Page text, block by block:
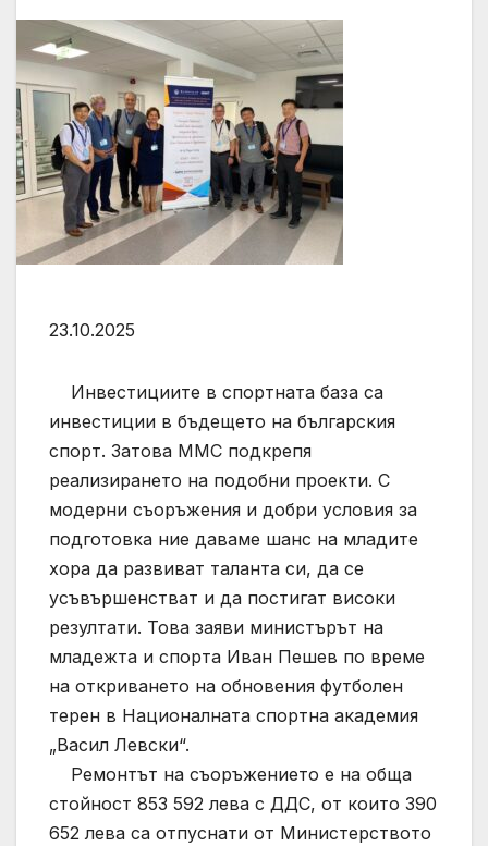
23.10.2025
Инвестициите в спортната база са
инвестиции в бъдещето на българския
спорт. Затова ММС подкрепя
реализирането на подобни проекти. С
модерни съоръжения и добри условия за
подготовка ние даваме шанс на младите
хора да развиват таланта си, да се
усъвършенстват и да постигат високи
резултати. Това заяви министърът на
младежта и спорта Иван Пешев по време
на откриването на обновения футболен
терен в Националната спортна академия
„Васил Левски“.
Ремонтът на съоръжението е на обща
стойност 853 592 лева с ДДС, от които 390
652 лева са отпуснати от Министерството